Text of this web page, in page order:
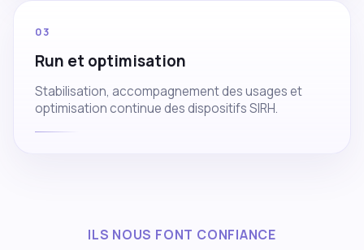
03
Run et optimisation
Stabilisation, accompagnement des usages et
optimisation continue des dispositifs SIRH.
ILS NOUS FONT CONFIANCE